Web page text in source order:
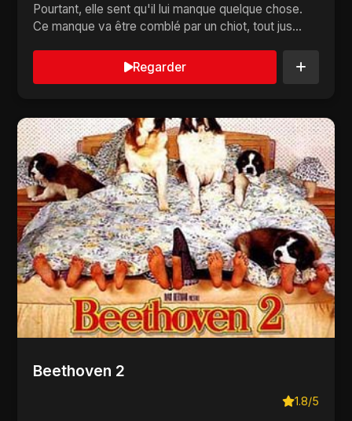
Pourtant, elle sent qu'il lui manque quelque chose.
Ce manque va être comblé par un chiot, tout jus...
Regarder
Beethoven 2
1.8/5